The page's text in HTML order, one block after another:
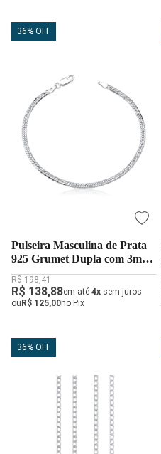
36% OFF
Pulseira Masculina de Prata
925 Grumet Dupla com 3mm
e 21cm
R$ 198,41
R$ 138,88em até 4x sem juros
ou R$ 125,00no Pix
36% OFF